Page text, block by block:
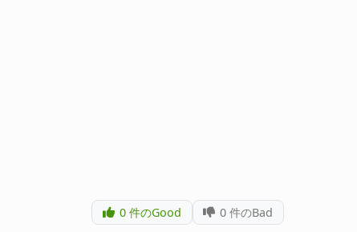
0件のGood 0 件のBad